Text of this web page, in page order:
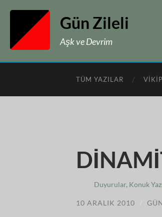
Gün Zileli
Aşk ve Devrim
TÜM YAZILAR
Duyurular, Konuk
10 ARALIK 2010